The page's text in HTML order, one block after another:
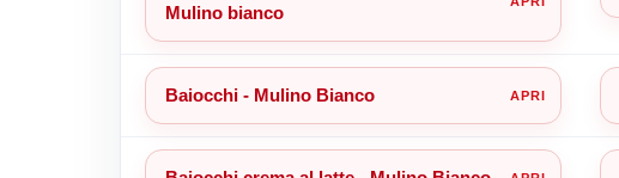
Mulino bianco
Baiocchi - Mulino Bianco